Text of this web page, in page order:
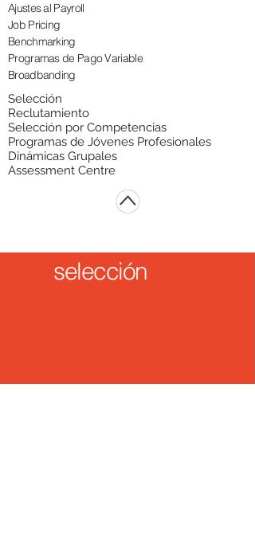
Ajustes al Payroll
Job Pricing
Benchmarking
Programas de Pago Variable
Broadbanding
Selección
Reclutamiento
Selección por Competencias
Programas de Jóvenes Profesionales
Dinámicas Grupales
Assessment Centre
selección